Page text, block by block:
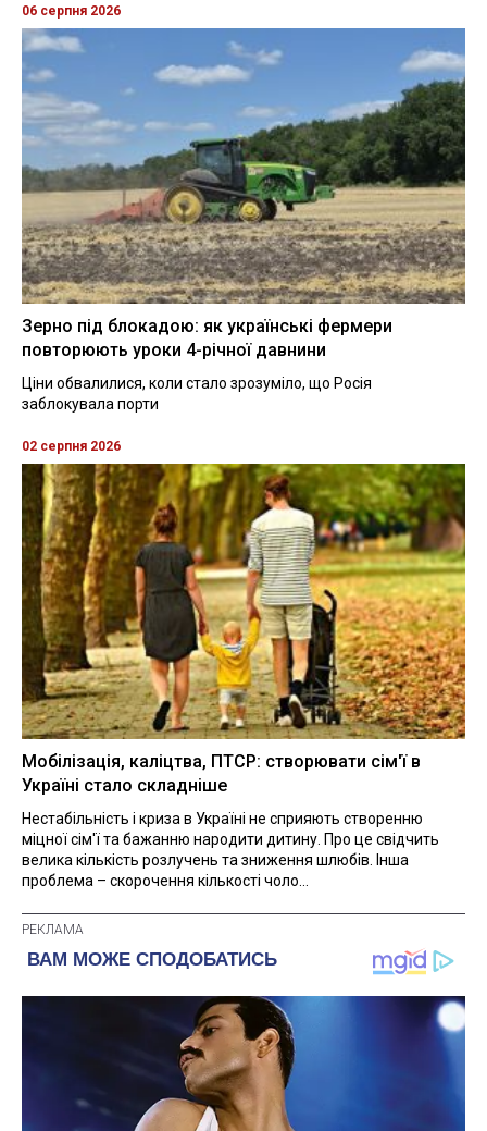
06 серпня 2026
Зерно під блокадою: як українські фермери
повторюють уроки 4-річної давнини
Ціни обвалилися, коли стало зрозуміло, що Росія
заблокувала порти
02 серпня 2026
Мобілізація, каліцтва, ПТСР: створювати сім'ї в
Україні стало складніше
Нестабільність і криза в Україні не сприяють створенню
міцної сім'ї та бажанню народити дитину. Про це свідчить
велика кількість розлучень та зниження шлюбів. Інша
проблема – скорочення кількості чоло...